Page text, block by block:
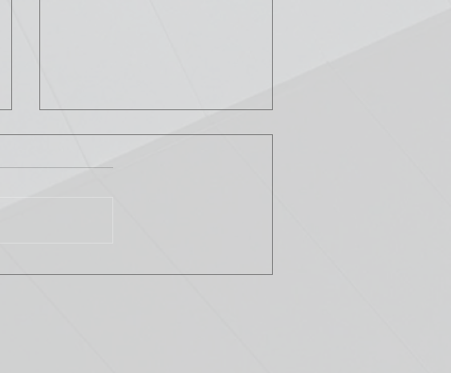
5 étapes pour améliorer
les systèmes de fluides